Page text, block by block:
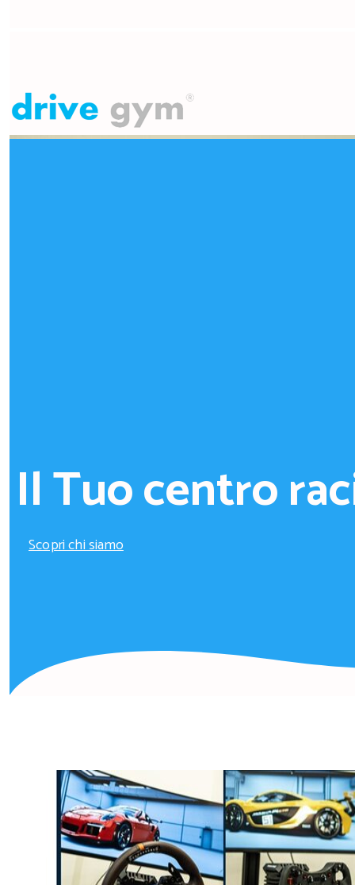
Il Tuo centro
Scopri chi siamo